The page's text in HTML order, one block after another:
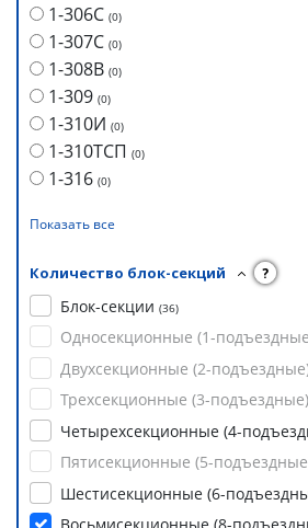
1-306С (0)
1-307С (0)
1-308В (0)
1-309 (0)
1-310И (0)
1-310ТСП (0)
1-316 (0)
Показать все
Количество блок-секций ?
Блок-секции (36)
Односекционные (1-
Двухсекционные (2-
Трехсекционные (3-подъездные)
Четырехсекционные (4-
Пятисекционные (5-
Шестисекционные (6-